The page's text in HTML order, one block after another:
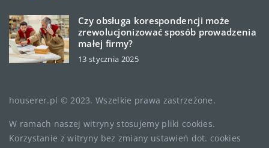
Czy obsługa korespondencji może
zrewolucjonizować sposób prowadzenia
małej firmy?
13 stycznia 2025
houserer.pl © 2023. Wszelkie prawa zastrzeżone.
W ramach naszej witryny stosujemy pliki cookies.
Korzystanie z witryny bez zmiany ustawień dot. cookies